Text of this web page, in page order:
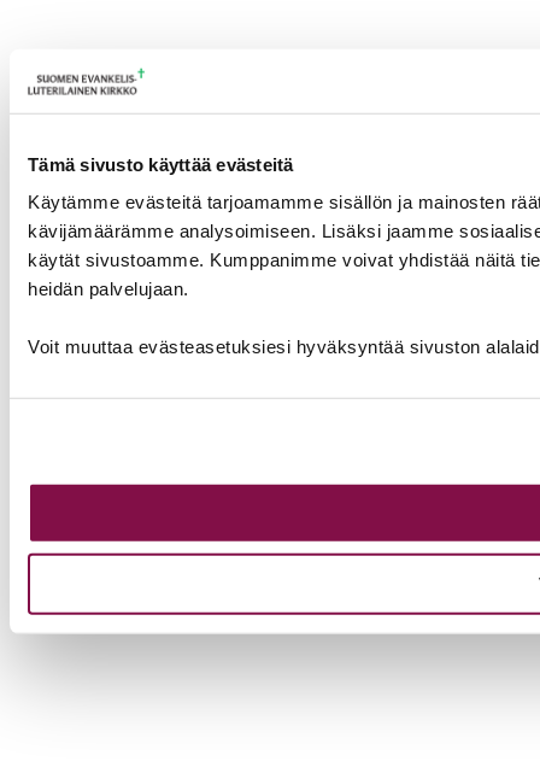
Tämä sivusto käyttää evästeitä
Käytämme evästeitä tarjoamamme sisällön ja mainosten
kävijämäärämme analysoimiseen. Lisäksi jaamme
käytät sivustoamme. Kumppanimme voivat yhdistää näitä
heidän palvelujaan.
Voit muuttaa evästeasetuksiesi hyväksyntää sivuston